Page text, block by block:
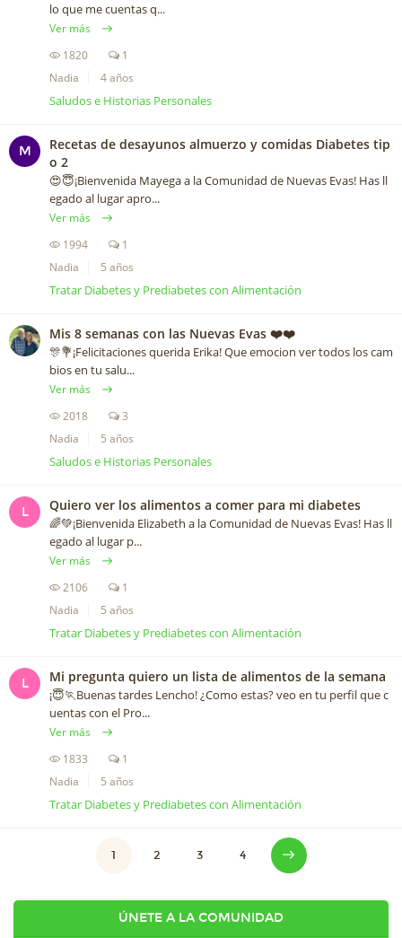
lo que me cuentas q...
Ver más
1820
1
Nadia
4 años
Saludos e Historias Personales
M
Recetas de desayunos almuerzo y comidas Diabetes tip
o 2
😍😇¡Bienvenida Mayega a la Comunidad de Nuevas Evas! Has ll
egado al lugar apro...
Ver más
1994
1
Nadia
5 años
Tratar Diabetes y Prediabetes con Alimentación
Mis 8 semanas con las Nuevas Evas ❤️❤️
🎊💐¡Felicitaciones querida Erika! Que emocion ver todos los cam
bios en tu salu...
Ver más
2018
3
Nadia
5 años
Saludos e Historias Personales
L Quiero ver los alimentos a comer para mi diabetes
🌈💚¡Bienvenida Elizabeth a la Comunidad de Nuevas Evas! Has ll
egado al lugar p...
Ver más
2106
1
Nadia
5 años
Tratar Diabetes y Prediabetes con Alimentación
L Mi pregunta quiero un lista de alimentos de la semana
¡😇🏃Buenas tardes Lencho! ¿Como estas? veo en tu perfil que c
uentas con el Pro...
Ver más
1833
1
Nadia
5 años
Tratar Diabetes y Prediabetes con Alimentación
1 2 3 4
ÚNETE A LA COMUNIDAD